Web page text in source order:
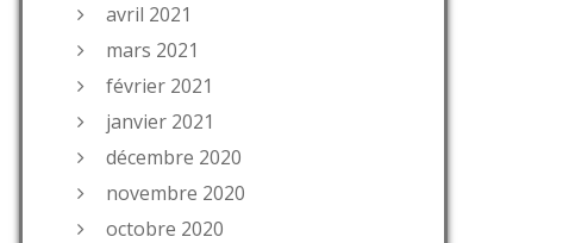
avril 2021
mars 2021
février 2021
janvier 2021
décembre 2020
novembre 2020
octobre 2020